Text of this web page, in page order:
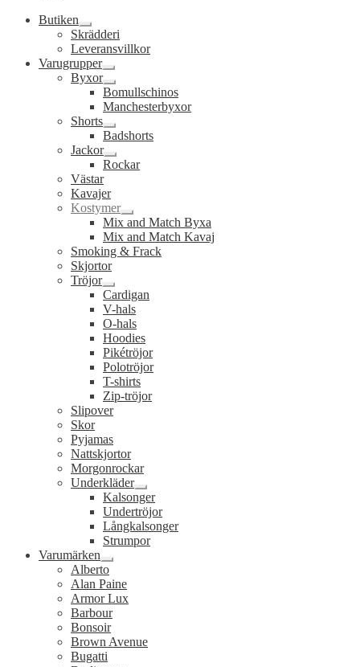
Butiken
Expandera
undermeny
Skrädderi
Leveransvillkor
Varugrupper
Expandera
undermeny
Byxor
Expandera
undermeny
Bomullschinos
Manchesterbyxor
Shorts
Expandera
undermeny
Badshorts
Jackor
Expandera
undermeny
Rockar
Västar
Kavajer
Kostymer
Expandera
undermeny
Mix and Match Byxa
Mix and Match Kavaj
Smoking & Frack
Skjortor
Tröjor
Expandera
undermeny
Cardigan
V-hals
O-hals
Hoodies
Pikétröjor
Polotröjor
T-shirts
Zip-tröjor
Slipover
Skor
Pyjamas
Nattskjortor
Morgonrockar
Underkläder
Expandera
undermeny
Kalsonger
Undertröjor
Långkalsonger
Strumpor
Varumärken
Expandera
undermeny
Alberto
Alan Paine
Armor Lux
Barbour
Bonsoir
Brown Avenue
Bugatti